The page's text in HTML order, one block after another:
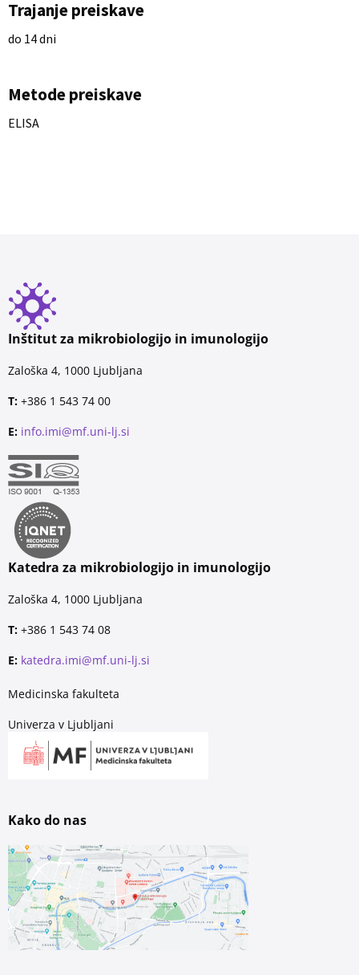
Trajanje preiskave
do 14 dni
Metode preiskave
ELISA
Inštitut za mikrobiologijo in imunologijo
Zaloška 4, 1000 Ljubljana
T: +386 1 543 74 00
E: info.imi@mf.uni-lj.si
Katedra za mikrobiologijo in imunologijo
Zaloška 4, 1000 Ljubljana
T: +386 1 543 74 08
E: katedra.imi@mf.uni-lj.si
Medicinska fakulteta
Univerza v Ljubljani
Kako do nas